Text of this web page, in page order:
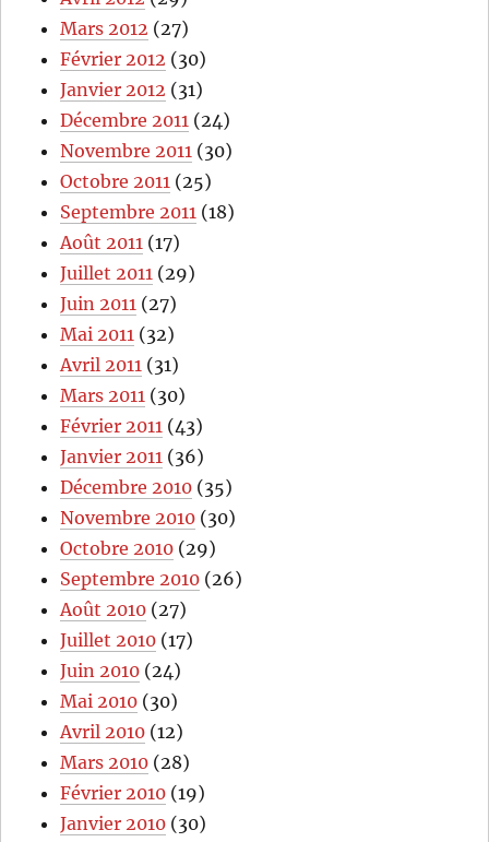
Mars 2012 (27)
Février 2012 (30)
Janvier 2012 (31)
Décembre 2011 (24)
Novembre 2011 (30)
Octobre 2011 (25)
Septembre 2011 (18)
Août 2011 (17)
Juillet 2011 (29)
Juin 2011 (27)
Mai 2011 (32)
Avril 2011 (31)
Mars 2011 (30)
Février 2011 (43)
Janvier 2011 (36)
Décembre 2010 (35)
Novembre 2010 (30)
Octobre 2010 (29)
Septembre 2010 (26)
Août 2010 (27)
Juillet 2010 (17)
Juin 2010 (24)
Mai 2010 (30)
Avril 2010 (12)
Mars 2010 (28)
Février 2010 (19)
Janvier 2010 (30)